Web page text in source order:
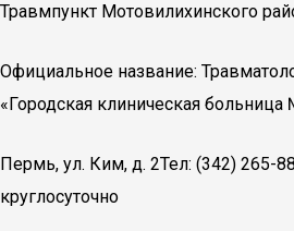
Травмпункт Мотовилихинского
Официальное название:
«Городская клиническая больница
Пермь, ул. Ким, д. 2Тел: (342) 265-
круглосуточно